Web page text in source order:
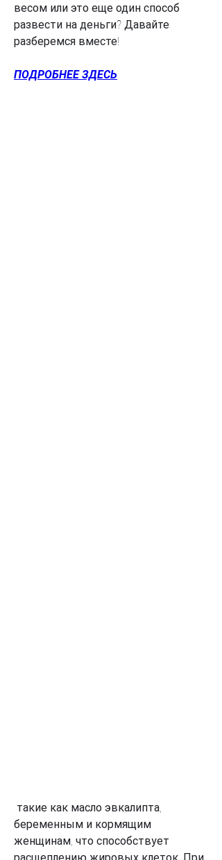
весом или это еще один способ
развести на деньги? Давайте
разберемся вместе!
ПОДРОБНЕЕ ЗДЕСЬ
беременным и кормящим
женщинам, что способствует